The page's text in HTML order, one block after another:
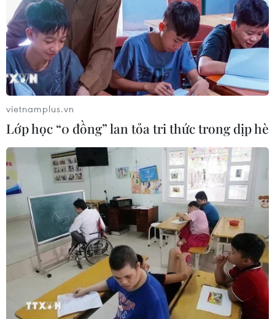
25/09/2022 23:25
Tổng thống Pháp Macron bày tỏ "nếu Iran áp dụng một
số phương pháp nhất định, châu Âu sẽ có thể thuyết
phục Mỹ khôi phục thỏa thuận hạt nhân."
Iran kêu gọi IAEA kiểm chứng khách quan
vietnamplus.vn
Lớp học “0 đồng” lan tỏa tri thức trong dịp hè